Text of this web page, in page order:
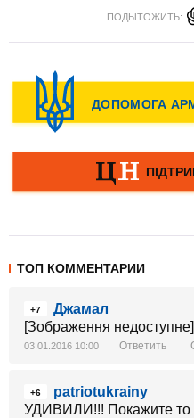
ПОДЫТОЖИТЬ:
ТОП КОММЕНТАРИИ
+7
Джамал
[Зображення недоступне]
03.01.2016 10:00 Ответить
+6
patriotukrainy
УДИВИЛИ!!! Покажите то